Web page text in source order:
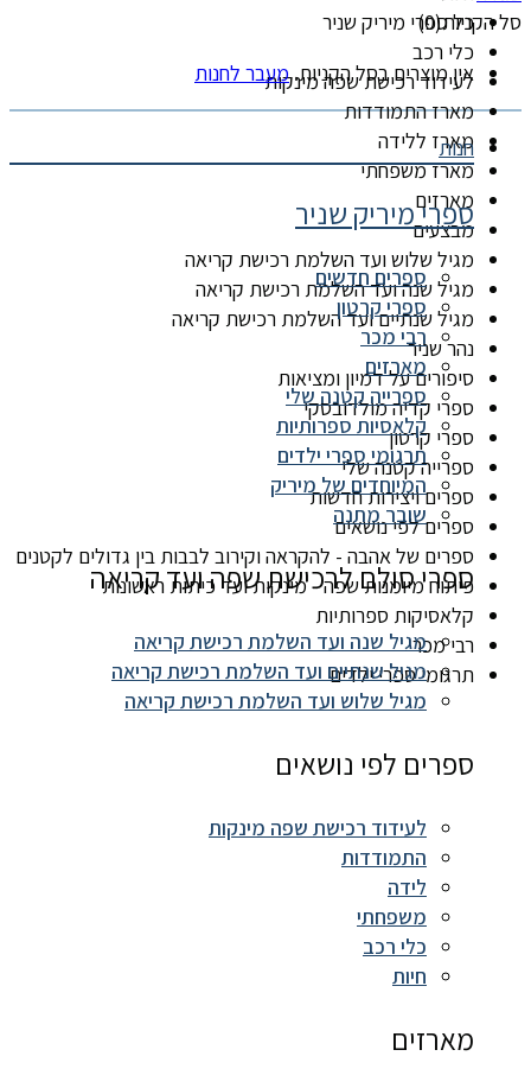
כל ספרי מיריק שניר
כלי רכב
לעידוד רכישת שפה מינקות
מארז התמודדות
מארז ללידה
מארז משפחתי
מארזים
מבצעים
מגיל שלוש ועד השלמת רכישת קריאה
מגיל שנה ועד השלמת רכישת קריאה
מגיל שנתיים ועד השלמת רכישת קריאה
נהר שניר
סיפורים על דמיון ומציאות
ספרי קדיה מולדובסקי
ספרי קרטון
ספרייה קטנה שלי
ספרים ויצירות חדשות
ספרים לפי נושאים
ספרים של אהבה - להקראה וקירוב לבבות בין גדולים לקטנים
פיתוח מיומנות שפה - מינקות ועד כיתות ראשונות
קלאסיקות ספרותיות
רבי מכר
תרגומי ספרי ילדים
סל הקניות(0)
אין מוצרים בסל הקניות. מעבר לחנות
חנות
ספרי מיריק שניר
ספרים חדשים
ספרי קרטון
רבי מכר
מארזים
ספרייה קטנה שלי
קלאסיות ספרותיות
תרגומי ספרי ילדים
המיוחדים של מיריק
שובר מתנה
ספרי סולם לרכישת שפה ועד קריאה
מגיל שנה ועד השלמת רכישת קריאה
מגיל שנתיים ועד השלמת רכישת קריאה
מגיל שלוש ועד השלמת רכישת קריאה
ספרים לפי נושאים
לעידוד רכישת שפה מינקות
התמודדות
לידה
משפחתי
כלי רכב
חיות
מארזים